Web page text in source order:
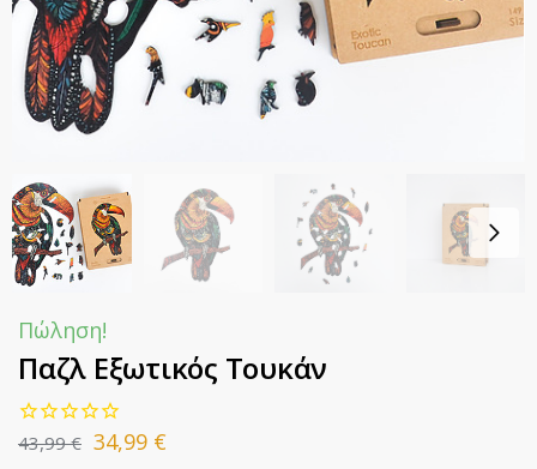
Πώληση!
Παζλ Εξωτικός Τουκάν
43,99€ 34,99 €